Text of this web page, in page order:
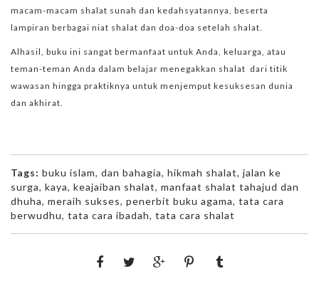
macam-macam shalat sunah dan kedahsyatannya, beserta
lampiran berbagai niat shalat dan doa-doa setelah shalat.
Alhasil, buku ini sangat bermanfaat untuk Anda, keluarga, atau
teman-teman Anda dalam belajar menegakkan shalat dari titik
wawasan hingga praktiknya untuk menjemput kesuksesan dunia
dan akhirat.
Tags: buku islam, dan bahagia, hikmah shalat, jalan ke
surga, kaya, keajaiban shalat, manfaat shalat tahajud dan
dhuha, meraih sukses, penerbit buku agama, tata cara
berwudhu, tata cara ibadah, tata cara shalat